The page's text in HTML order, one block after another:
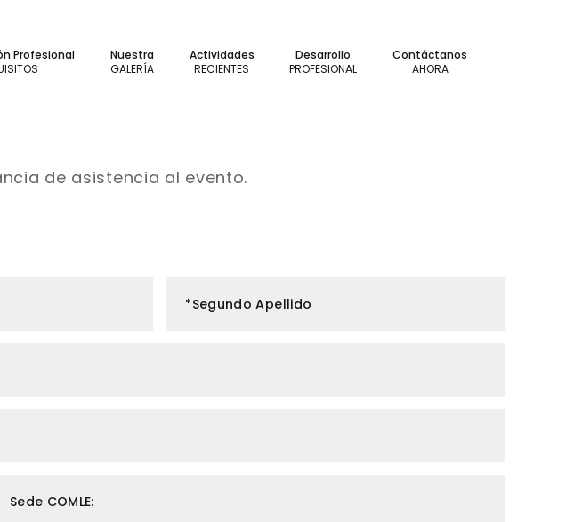
Profesional
Nuestra
GALERÍA
Actividades
RECIENTES
Desarrollo
PROFESIONAL
Contáctanos
AHORA
de asistencia al evento.
*Segundo Apellido
Sede COMLE: